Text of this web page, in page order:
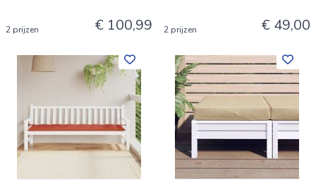
2 prijzen € 100,99 2 prijzen € 49,00